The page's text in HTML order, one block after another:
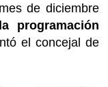
de diciembre
programación
el concejal de